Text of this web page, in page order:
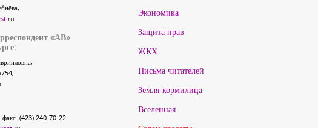
«АВ»
(423) 240-70-22
Экономика
Защита прав
ЖКХ
Письма читателей
Земля-кормилица
Вселенная